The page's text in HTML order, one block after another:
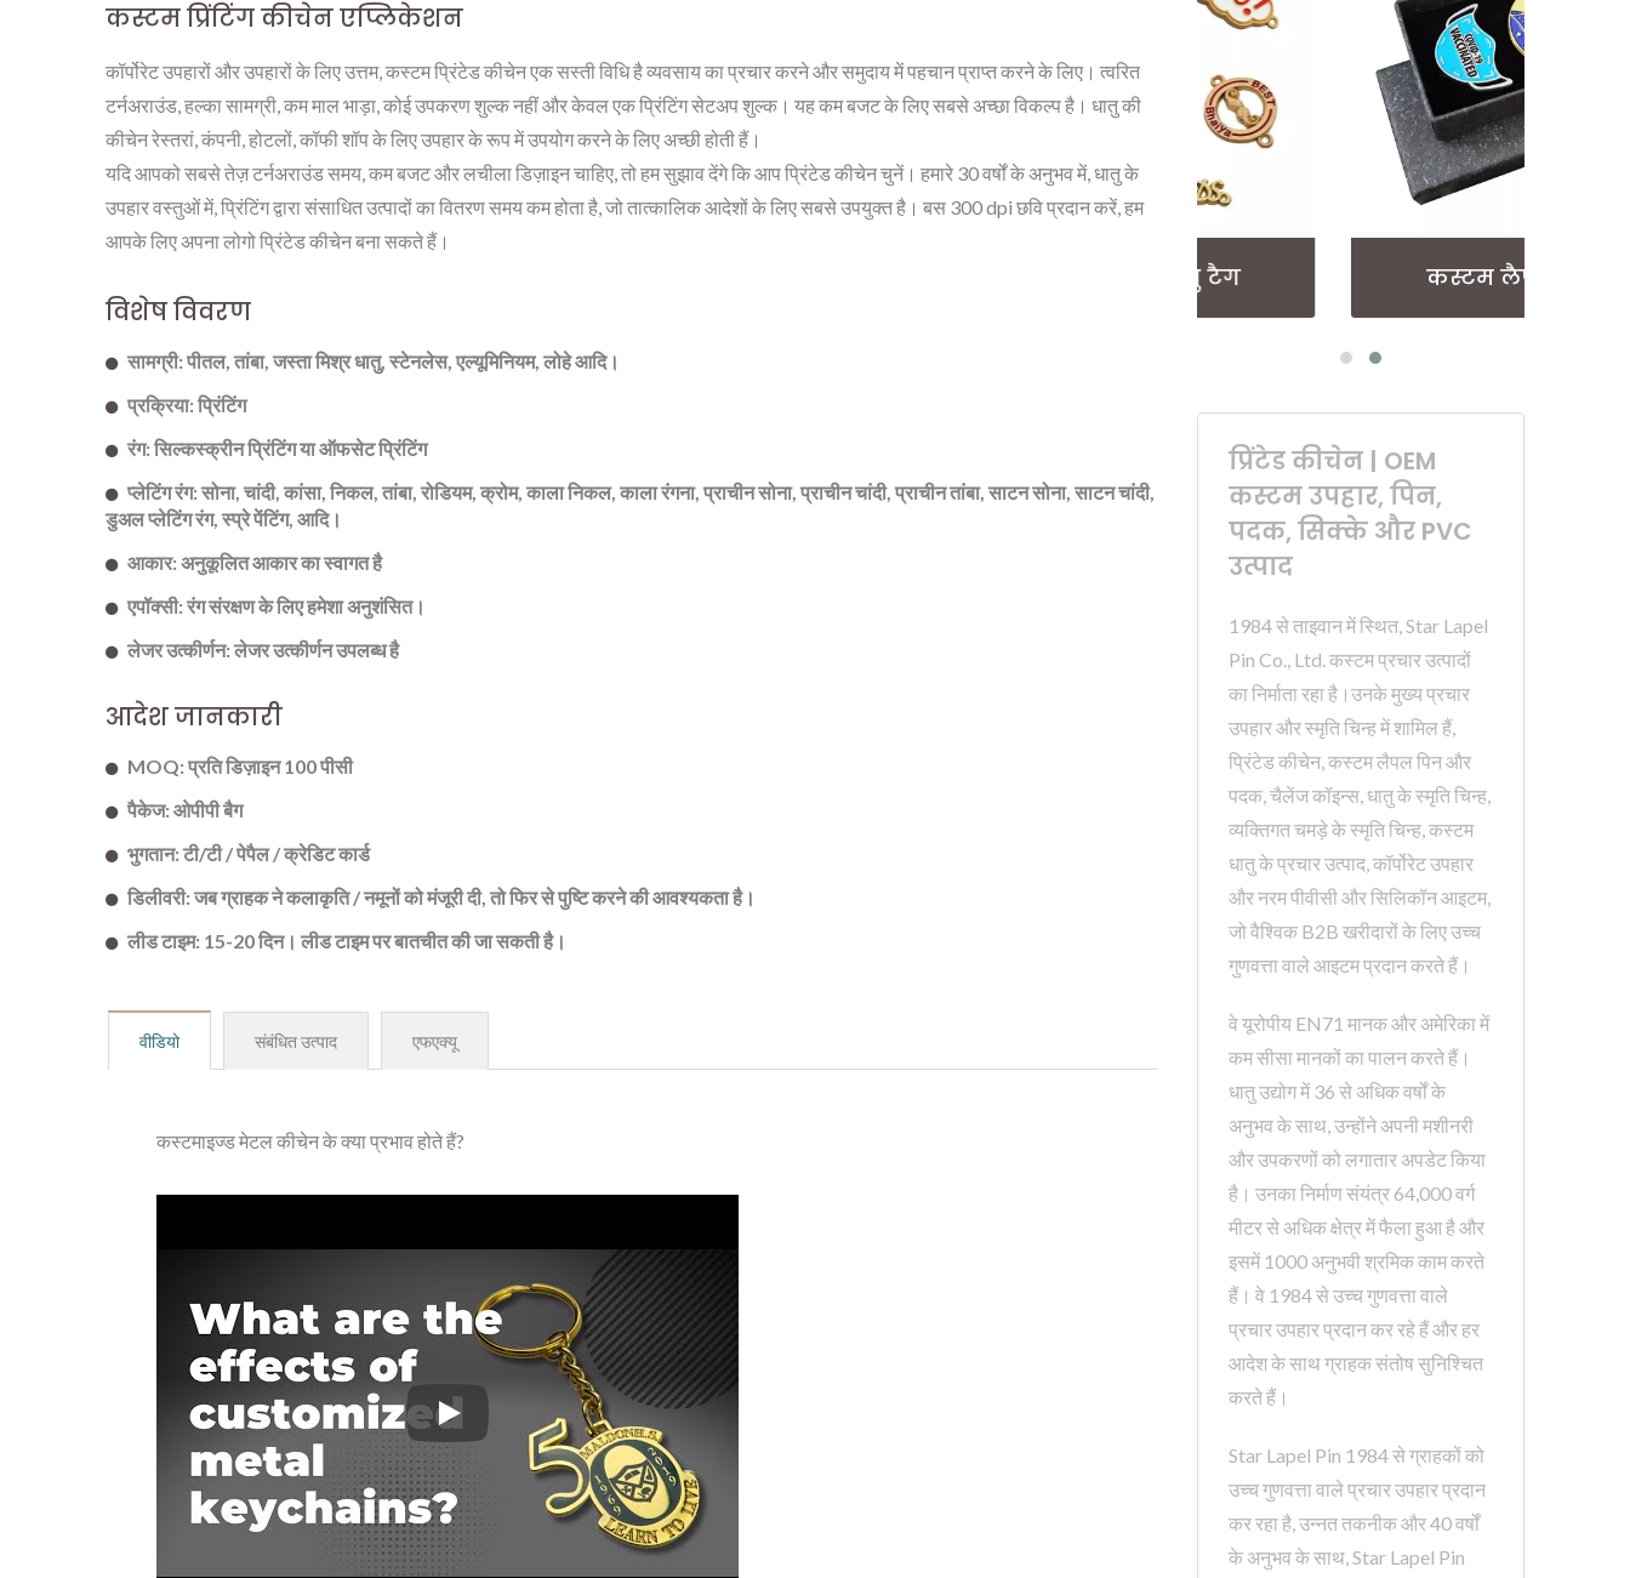
कस्टम प्रिंटिंग कीचेन एप्लिकेशन
कॉर्पोरेट उपहारों और उपहारों के लिए उत्तम, कस्टम प्रिंटेड कीचेन एक सस्ती विधि है व्यवसाय का प्रचार करने और समुदाय में पहचान प्राप्त करने के लिए। त्वरित
टर्नअराउंड, हल्का सामग्री, कम माल भाड़ा, कोई उपकरण शुल्क नहीं और केवल एक प्रिंटिंग सेटअप शुल्क। यह कम बजट के लिए सबसे अच्छा विकल्प है। धातु की
कीचेन रेस्तरां, कंपनी, होटलों, कॉफी शॉप के लिए उपहार के रूप में उपयोग करने के लिए अच्छी होती हैं।
यदि आपको सबसे तेज़ टर्नअराउंड समय, कम बजट और लचीला डिज़ाइन चाहिए, तो हम सुझाव देंगे कि आप प्रिंटेड कीचेन चुनें। हमारे 30 वर्षों के अनुभव में, धातु के
उपहार वस्तुओं में, प्रिंटिंग द्वारा संसाधित उत्पादों का वितरण समय कम होता है, जो तात्कालिक आदेशों के लिए सबसे उपयुक्त है। बस 300 dpi छवि प्रदान करें, हम
आपके लिए अपना लोगो प्रिंटेड कीचेन बना सकते हैं।
विशेष विवरण
सामग्री: पीतल, तांबा, जस्ता मिश्र धातु, स्टेनलेस, एल्यूमिनियम, लोहे आदि।
प्रक्रिया: प्रिंटिंग
रंग: सिल्कस्क्रीन प्रिंटिंग या ऑफसेट प्रिंटिंग
प्लेटिंग रंग: सोना, चांदी, कांसा, निकल, तांबा, रोडियम, क्रोम, काला निकल, काला रंगना, प्राचीन सोना, प्राचीन चांदी, प्राचीन तांबा, साटन सोना, साटन चांदी,
डुअल प्लेटिंग रंग, स्प्रे पेंटिंग, आदि।
आकार: अनुकूलित आकार का स्वागत है
एपॉक्सी: रंग संरक्षण के लिए हमेशा अनुशंसित।
लेजर उत्कीर्णन: लेजर उत्कीर्णन उपलब्ध है
आदेश जानकारी
MOQ: प्रति डिज़ाइन 100 पीसी
पैकेज: ओपीपी बैग
भुगतान: टी/टी / पेपैल / क्रेडिट कार्ड
डिलीवरी: जब ग्राहक ने कलाकृति / नमूनों को मंजूरी दी, तो फिर से पुष्टि करने की आवश्यकता है।
लीड टाइम: 15-20 दिन। लीड टाइम पर बातचीत की जा सकती है।
वीडियो संबंधित उत्पाद एफएक्यू
कस्टमाइज्ड मेटल कीचेन के क्या प्रभाव होते हैं?
कस्टमाइज्ड मेटल कीचेन के क्या प्रभाव होते हैं?
कस्टम लैपल पिन
प्रिंटेड कीचेन | OEM
कस्टम उपहार, पिन,
पदक, सिक्के और PVC
उत्पाद
1984 से ताइवान में स्थित, Star Lapel
Pin Co., Ltd. कस्टम प्रचार उत्पादों
का निर्माता रहा है।उनके मुख्य प्रचार
उपहार और स्मृति चिन्ह में शामिल हैं,
प्रिंटेड कीचेन, कस्टम लैपल पिन और
पदक, चैलेंज कॉइन्स, धातु के स्मृति चिन्ह,
व्यक्तिगत चमड़े के स्मृति चिन्ह, कस्टम
धातु के प्रचार उत्पाद, कॉर्पोरेट उपहार
और नरम पीवीसी और सिलिकॉन आइटम,
जो वैश्विक B2B खरीदारों के लिए उच्च
गुणवत्ता वाले आइटम प्रदान करते हैं।
वे यूरोपीय EN71 मानक और अमेरिका में
कम सीसा मानकों का पालन करते हैं।
धातु उद्योग में 36 से अधिक वर्षों के
अनुभव के साथ, उन्होंने अपनी मशीनरी
और उपकरणों को लगातार अपडेट किया
है। उनका निर्माण संयंत्र 64,000 वर्ग
मीटर से अधिक क्षेत्र में फैला हुआ है और
इसमें 1000 अनुभवी श्रमिक काम करते
हैं। वे 1984 से उच्च गुणवत्ता वाले
प्रचार उपहार प्रदान कर रहे हैं और हर
आदेश के साथ ग्राहक संतोष सुनिश्चित
करते हैं।
Star Lapel Pin 1984 से ग्राहकों को
उच्च गुणवत्ता वाले प्रचार उपहार प्रदान
कर रहा है, उन्नत तकनीक और 40 वर्षों
के अनुभव के साथ, Star Lapel Pin